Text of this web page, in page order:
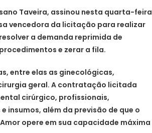
Taveira, assinou nesta quarta-feira
vencedora da licitação para realizar
a demanda reprimida de
e zerar a fila.
entre elas as ginecológicas,
geral. A contratação licitada
cirúrgico, profissionais,
insumos, além da previsão de que o
opere em sua capacidade máxima